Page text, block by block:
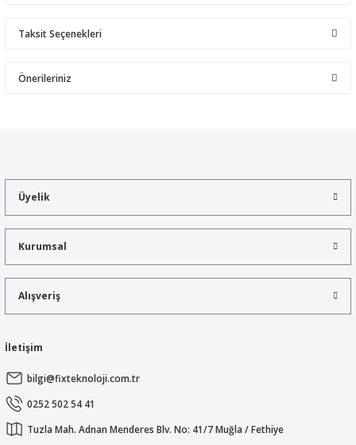
Taksit Seçenekleri
Önerileriniz
Ürün açıklamasında eksik bilgiler bulunuyor.
Ürün bilgilerinde hatalar bulunuyor.
Bu ürüne benzer farklı alternatifler olmalı.
Üyelik
Kurumsal
Alışveriş
İletişim
bilgi@fixteknoloji.com.tr
0252 502 54 41
Tuzla Mah. Adnan Menderes Blv. No: 41/7 Muğla / Fethiye